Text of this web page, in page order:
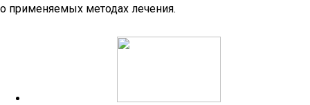
о применяемых методах лечения.